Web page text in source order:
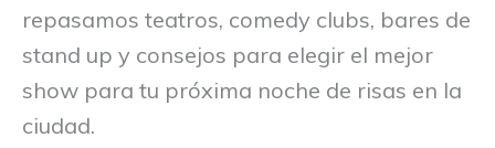
repasamos teatros, comedy clubs, bares de
stand up y consejos para elegir el mejor
show para tu próxima noche de risas en la
ciudad.